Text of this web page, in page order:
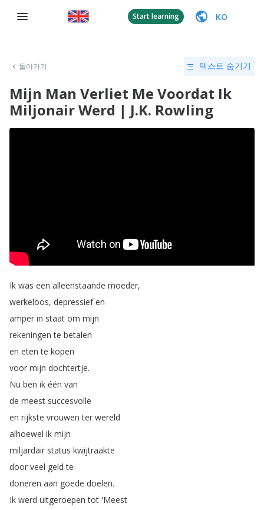
Start learning KO
돌아가기 텍스트 숨기기
Mijn Man Verliet Me Voordat Ik
Miljonair Werd | J.K. Rowling
Ik was een alleenstaande moeder,
werkeloos, depressief en
amper in staat om mijn
rekeningen te betalen
en eten te kopen
voor mijn dochtertje.
Nu ben ik één van
de meest succesvolle
en rijkste vrouwen ter wereld
alhoewel ik mijn
miljardair status kwijtraakte
door veel geld te
doneren aan goede doelen.
Ik werd uitgeroepen tot 'Meest